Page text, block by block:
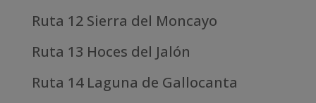
Ruta 12 Sierra del Moncayo
Ruta 13 Hoces del Jalón
Ruta 14 Laguna de Gallocanta